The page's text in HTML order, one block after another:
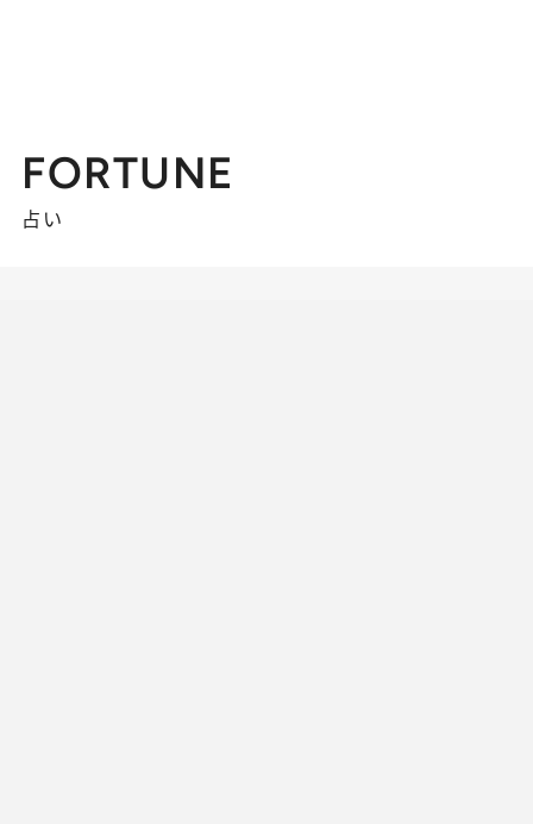
FORTUNE
占い